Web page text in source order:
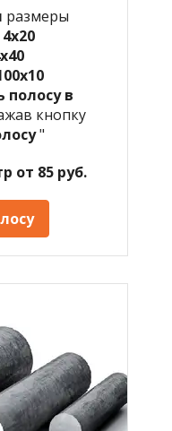
размеры
полосу в
кнопку
"
от 85 руб.